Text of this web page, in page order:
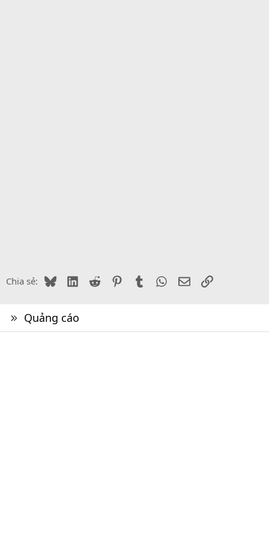
Chia sẻ: BlueskyLinkedIn
Reddit PinterestTumblr WhatsApp
EmailLink
Quảng cáo